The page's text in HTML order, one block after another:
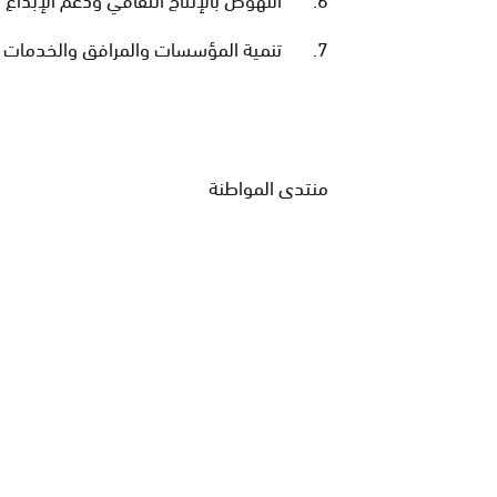
7. تنمية المؤسسات والمرافق والخدمات الثقافية الجهوية الأساسية
منتدى المواطنة